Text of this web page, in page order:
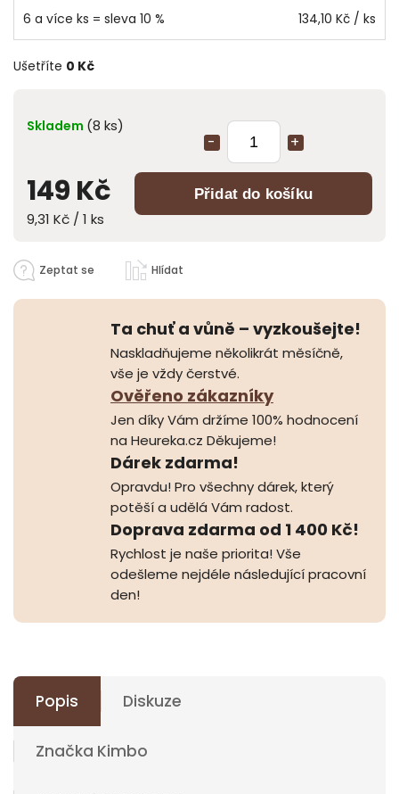
149 Kč
9,31 Kč / 1 ks
Přidat do košíku
Skladem (8 ks)
6 a více ks = sleva 10 % 134,10 Kč / ks
Ušetříte 0 Kč
Zeptat se Hlídat
Ta chuť a vůně – vyzkoušejte!
Naskladňujeme několikrát měsíčně,
vše je vždy čerstvé.
Ověřeno zákazníky
Jen díky Vám držíme 100% hodnocení
na Heureka.cz Děkujeme!
Dárek zdarma!
Opravdu! Pro všechny dárek, který
potěší a udělá Vám radost.
Doprava zdarma od 1 400 Kč!
Rychlost je naše priorita! Vše
odešleme nejdéle následující pracovní
den!
Popis Diskuze
Značka Kimbo